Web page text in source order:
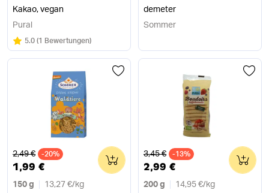
Kakao, vegan
Pural
Bewertung:
5.0/5
(1 Bewertungen)
demeter
Sommer
Alter Preis
2,49 € -20%
1,99 €
150 g 13,27 €/ kg
0 Alter Preis
3,45 € -13%
2,99 €
200 g 14,95 €/ kg
0